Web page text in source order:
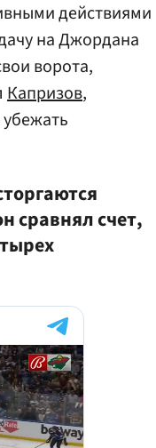
действиями
на Джордана
ворота,
Капризов,
сравнял счет,